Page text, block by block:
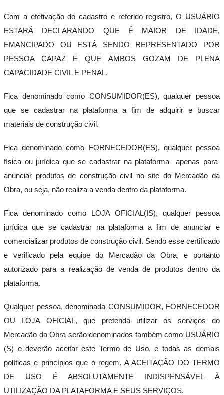
Solar
Outros
Iluminação
Cabos
e
Fios
Tomadas
Interruptores
e
Eletrodutos
e
Disjuntores
e
Transformadores
Hidráulica
Acessórios
Outros
Cubas
e
Tanques
e
Conexões
Caixa
D'água
Bomba
D'água
Aquecedores
Combate
a
Com a efetivação do cadastro e referido registro, O USUÁRIO
ESTARÁ DECLARANDO QUE É MAIOR DE IDADE,
EMANCIPADO OU ESTÁ SENDO REPRESENTADO POR
PESSOA CAPAZ E QUE AMBOS GOZAM DE PLENA
CAPACIDADE CIVIL E PENAL.
Fica denominado como CONSUMIDOR(ES), qualquer pessoa
que se cadastrar na plataforma a fim de adquirir e buscar
materiais de construção civil.
Fica denominado como FORNECEDOR(ES), qualquer pessoa
física ou jurídica que se cadastrar na plataforma apenas para
anunciar produtos de construção civil no site do Mercadão da
Obra, ou seja, não realiza a venda dentro da plataforma.
Fica denominado como LOJA OFICIAL(IS), qualquer pessoa
jurídica que se cadastrar na plataforma a fim de anunciar e
comercializar produtos de construção civil. Sendo esse certificado
e verificado pela equipe do Mercadão da Obra, e portanto
autorizado para a realização de venda de produtos dentro da
plataforma.
Qualquer pessoa, denominada CONSUMIDOR, FORNECEDOR
OU LOJA OFICIAL, que pretenda utilizar os serviços do
Mercadão da Obra serão denominados também como USUÁRIO
(S) e deverão aceitar este Termo de Uso, e todas as demais
políticas e princípios que o regem. A ACEITAÇÃO DO TERMO
DE USO É ABSOLUTAMENTE INDISPENSÁVEL À
UTILIZAÇÃO DA PLATAFORMA E SEUS SERVIÇOS.